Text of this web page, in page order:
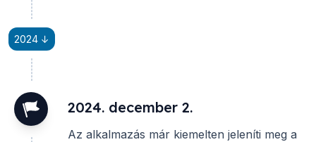
2024 ↓
2024. december 2.
Az alkalmazás már kiemelten jeleníti meg a